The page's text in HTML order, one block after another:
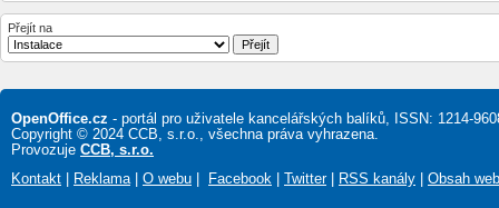
Přejít na
OpenOffice.cz - portál pro uživatele kancelářských balíků, ISSN: 1214-
Copyright © 2024 CCB, s.r.o., všechna práva vyhrazena.
Provozuje CCB, s.r.o.
Kontakt
Reklama| O webu Facebook Twitter| RSS kanály Obsah